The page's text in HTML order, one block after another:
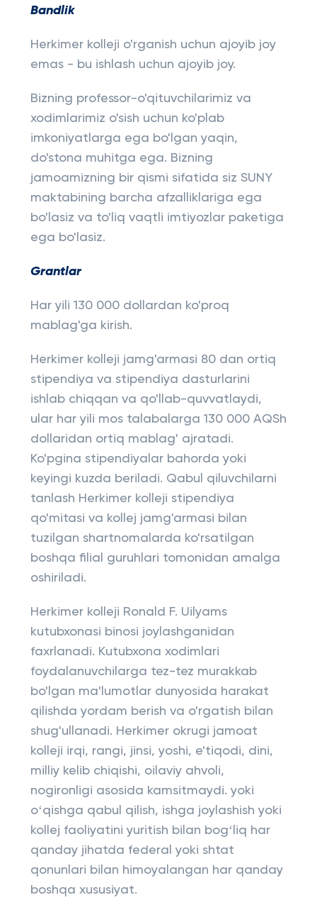
Bandlik
Herkimer kolleji o'rganish uchun ajoyib joy
emas - bu ishlash uchun ajoyib joy.
Bizning professor-o'qituvchilarimiz va
xodimlarimiz o'sish uchun ko'plab
imkoniyatlarga ega bo'lgan yaqin,
do'stona muhitga ega. Bizning
jamoamizning bir qismi sifatida siz SUNY
maktabining barcha afzalliklariga ega
bo'lasiz va to'liq vaqtli imtiyozlar paketiga
ega bo'lasiz.
Grantlar
Har yili 130 000 dollardan ko'proq
mablag'ga kirish.
Herkimer kolleji jamg'armasi 80 dan ortiq
stipendiya va stipendiya dasturlarini
ishlab chiqqan va qo'llab-quvvatlaydi,
ular har yili mos talabalarga 130 000 AQSh
dollaridan ortiq mablag' ajratadi.
Ko'pgina stipendiyalar bahorda yoki
keyingi kuzda beriladi. Qabul qiluvchilarni
tanlash Herkimer kolleji stipendiya
qo'mitasi va kollej jamg'armasi bilan
tuzilgan shartnomalarda ko'rsatilgan
boshqa filial guruhlari tomonidan amalga
oshiriladi.
Herkimer kolleji Ronald F. Uilyams
kutubxonasi binosi joylashganidan
faxrlanadi. Kutubxona xodimlari
foydalanuvchilarga tez-tez murakkab
bo'lgan ma'lumotlar dunyosida harakat
qilishda yordam berish va o'rgatish bilan
shug'ullanadi. Herkimer okrugi jamoat
kolleji irqi, rangi, jinsi, yoshi, e'tiqodi, dini,
milliy kelib chiqishi, oilaviy ahvoli,
nogironligi asosida kamsitmaydi. yoki
oʻqishga qabul qilish, ishga joylashish yoki
kollej faoliyatini yuritish bilan bogʻliq har
qanday jihatda federal yoki shtat
qonunlari bilan himoyalangan har qanday
boshqa xususiyat.